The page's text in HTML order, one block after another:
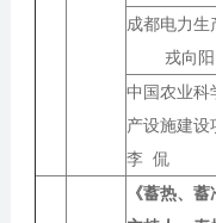
成都电力
戎向阳
中国农业科
产设施建设
李 侃
《蓄热、